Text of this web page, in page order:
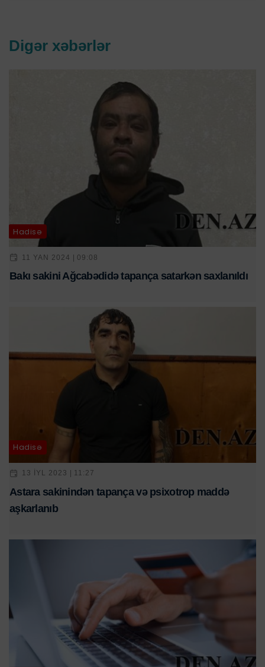
Digər xəbərlər
Hadisə
11 YAN 2024 | 09:08
Bakı sakini Ağcabədidə tapança satarkən saxlanıldı
Hadisə
13 IYL 2023 | 11:27
Astara sakinindən tapança və psixotrop maddə
aşkarlanıb